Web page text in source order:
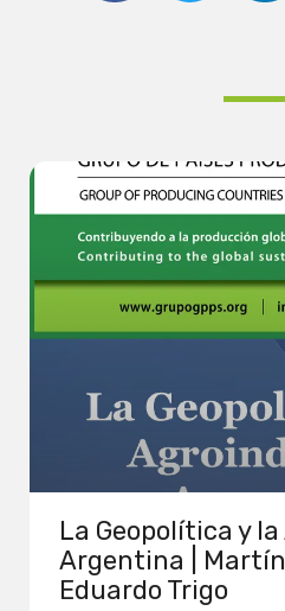
La Geopolítica y
Argentina |
Eduardo Trigo